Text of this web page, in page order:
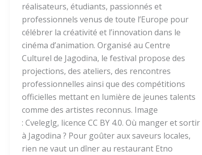
réalisateurs, étudiants, passionnés et
professionnels venus de toute l’Europe pour
célébrer la créativité et l’innovation dans le
cinéma d’animation. Organisé au Centre
Culturel de Jagodina, le festival propose des
projections, des ateliers, des rencontres
professionnelles ainsi que des compétitions
officielles mettant en lumière de jeunes talents
comme des artistes reconnus. Image
: Cveleglg, licence CC BY 4.0. Où manger et sortir
à Jagodina ? Pour goûter aux saveurs locales,
rien ne vaut un dîner au restaurant Etno